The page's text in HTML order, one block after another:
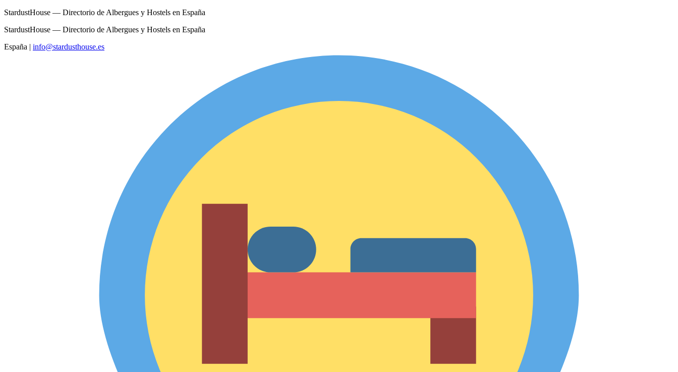
StardustHouse — Directorio de Albergues y Hostels en España
StardustHouse — Directorio de Albergues y Hostels en España
España | info@stardusthouse.es